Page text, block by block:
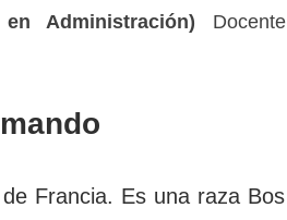
Administración) Docente
Francia. Es una raza Bos